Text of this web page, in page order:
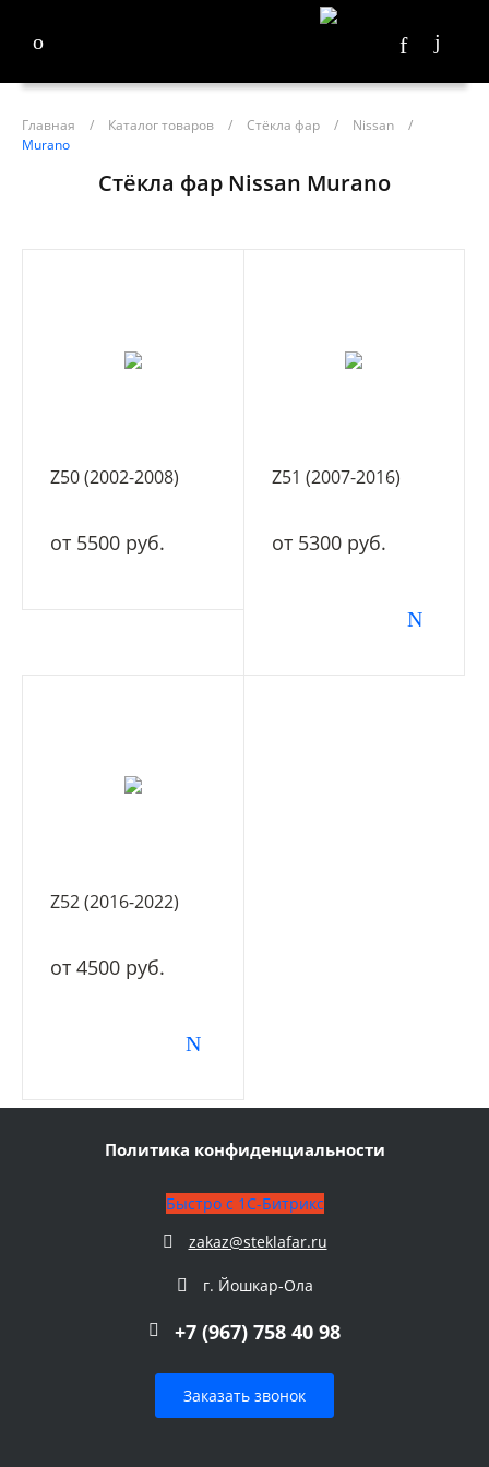
Главная / Каталог товаров / Стёкла фар / Nissan
/
Murano
Стёкла фар Nissan Murano
Z50 (2002-2008)
от 5500 руб.
Z51 (2007-2016)
от 5300 руб.
Z52 (2016-2022)
от 4500 руб.
Политика конфиденциальности
Быстро с 1С-Битрикс
zakaz@steklafar.ru
г. Йошкар-Ола
+7 (967) 758 40 98
Заказать звонок